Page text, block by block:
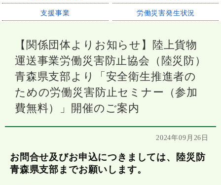
支援事業 労働災害発生状況
【関係団体よりお知らせ】陸上貨物
運送事業労働災害防止協会（陸災防）
青森県支部より「安全衛生推進者の
ための労働災害防止セミナー（参加
費無料）」開催のご案内
2024年09月26日
お問合せ及びお申込につきましては、陸災防
青森県支部までお願いします。